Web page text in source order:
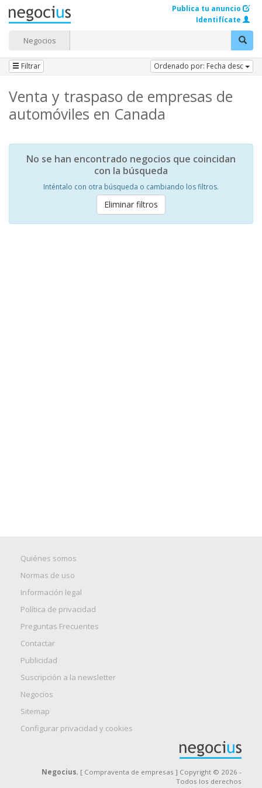
Negocios
Publica tu anuncio
Identifícate
Filtrar Ordenado por: Fecha desc
Venta y traspaso de empresas de
automóviles en Canada
No se han encontrado negocios que coincidan
con la búsqueda
Inténtalo con otra búsqueda o cambiando los filtros.
Eliminar filtros
Quiénes somos
Normas de uso
Información legal
Política de privacidad
Preguntas Frecuentes
Contactar
Publicidad
Suscripción a la newsletter
Negocios
Sitemap
Configurar privacidad y cookies
Negocius, [ Compraventa de empresas ] Copyright © 2026 -
Todos los derechos